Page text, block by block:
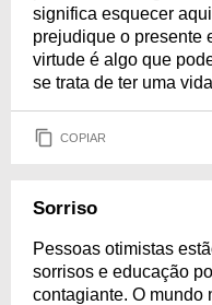
significa esquecer
prejudique o presente
virtude é algo que
se trata de ter uma
COPIAR
Sorriso
Pessoas otimistas
sorrisos e educação
contagiante. O mundo